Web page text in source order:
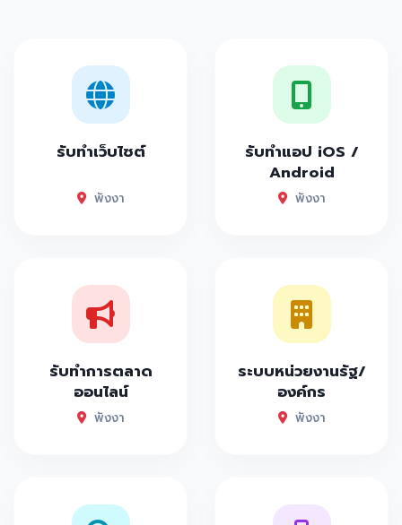
รับทำเว็บไซต์
พังงา
รับทำแอป iOS /
Android
พังงา
รับทำการตลาด
ออนไลน์
พังงา
ระบบหน่วยงานรัฐ/
องค์กร
พังงา